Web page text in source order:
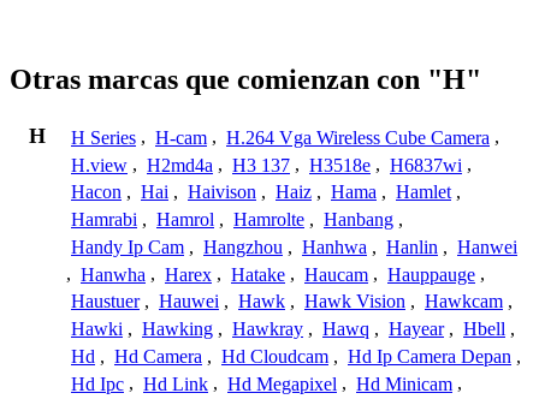
Otras marcas que comienzan con "H"
H H Series , H-cam , H.264 Vga Wireless Cube Camera ,
H.view , H2md4a , H3 137 , H3518e , H6837wi ,
Hacon , Hai , Haivison , Haiz , Hama , Hamlet ,
Hamrabi , Hamrol , Hamrolte , Hanbang ,
Handy Ip Cam , Hangzhou , Hanhwa , Hanlin , Hanwei
, Hanwha , Harex , Hatake , Haucam , Hauppauge ,
Haustuer , Hauwei , Hawk , Hawk Vision , Hawkcam ,
Hawki , Hawking , Hawkray , Hawq , Hayear , Hbell ,
Hd , Hd Camera , Hd Cloudcam , Hd Ip Camera Depan ,
Hd Ipc , Hd Link , Hd Megapixel , Hd Minicam ,